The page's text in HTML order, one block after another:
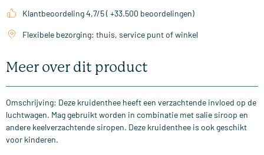
Klantbeoordeling 4,7/5 ( +33.500 beoordelingen)
Flexibele bezorging: thuis, service punt of winkel
Meer over dit product
Omschrijving: Deze kruidenthee heeft een verzachtende invloed op de
luchtwagen. Mag gebruikt worden in combinatie met salie siroop en
andere keelverzachtende siropen. Deze kruidenthee is ook geschikt
voor kinderen.